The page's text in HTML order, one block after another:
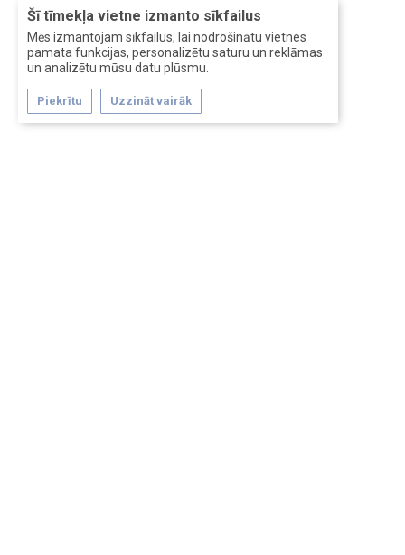
Šī tīmekļa vietne izmanto sīkfailus
Mēs izmantojam sīkfailus, lai nodrošinātu vietnes
pamata funkcijas, personalizētu saturu un reklāmas
un analizētu mūsu datu plūsmu.
Piekrītu Uzzināt vairāk